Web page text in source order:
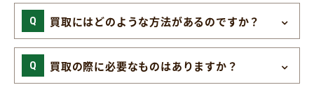
買取にはどのような方法があるのですか？
買取の際に必要なものはありますか？